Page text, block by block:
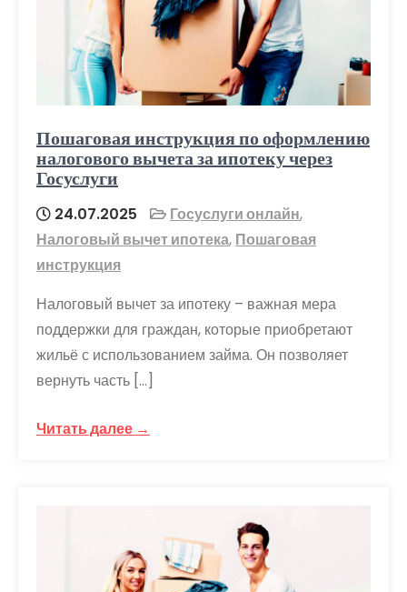
Пошаговая инструкция по оформлению
налогового вычета за ипотеку через
Госуслуги
24.07.2025 Госуслуги онлайн,
Налоговый вычет ипотека, Пошаговая
инструкция
Налоговый вычет за ипотеку – важная мера
поддержки для граждан, которые приобретают
жильё с использованием займа. Он позволяет
вернуть часть […]
Читать далее →